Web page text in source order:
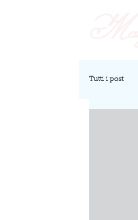
Tutti i post